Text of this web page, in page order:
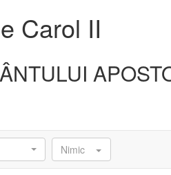
Carol II
Nimic